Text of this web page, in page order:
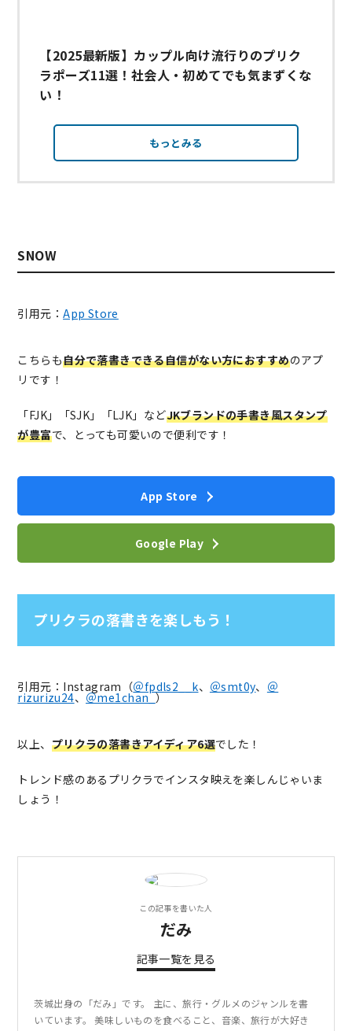
【2025最新版】カップル向け流行りのプリク
ラポーズ11選！社会人・初めてでも気まずくな
い！
もっとみる
SNOW
引用元：App Store
こちらも自分で落書きできる自信がない方におすすめのアプ
リです！
「FJK」「SJK」「LJK」などJKブランドの手書き風スタンプ
が豊富で、とっても可愛いので便利です！
App Store
Google Play
プリクラの落書きを楽しもう！
引用元：Instagram（＠fpdls2__k、 ＠smt0y、 ＠
rizurizu24、 ＠me1chan_）
以上、 プリクラの落書きアイディア6選でした！
トレンド感のあるプリクラでインスタ映えを楽しんじゃいま
しょう！
この記事を書いた人
だみ
記事一覧を見る
茨城出身の「だみ」です。 主に、旅行・グルメのジャンルを書
いています。 美味しいものを食べること、音楽、旅行が大好き